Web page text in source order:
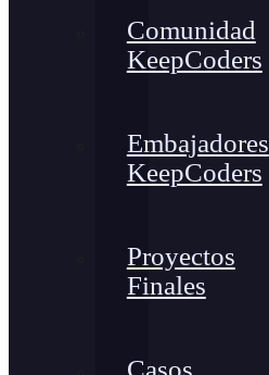
Comunidad
KeepCoders
Embajadores
KeepCoders
Proyectos
Finales
Casos